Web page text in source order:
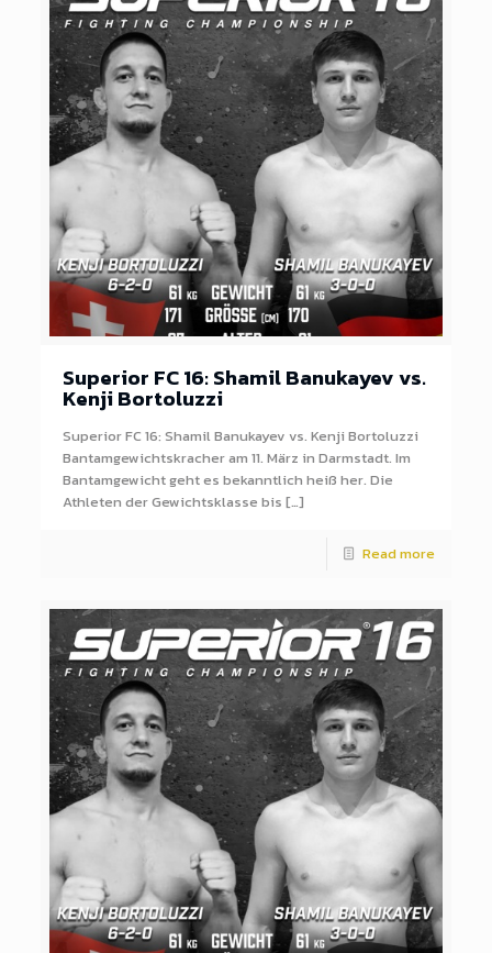
Superior FC 16: Shamil Banukayev vs.
Kenji Bortoluzzi
Superior FC 16: Shamil Banukayev vs. Kenji Bortoluzzi
Bantamgewichtskracher am 11. März in Darmstadt. Im
Bantamgewicht geht es bekanntlich heiß her. Die
Athleten der Gewichtsklasse bis […]
Read more